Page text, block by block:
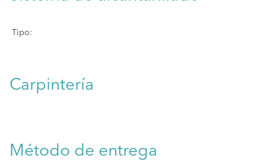
Tipo:
Carpintería
Método de entrega